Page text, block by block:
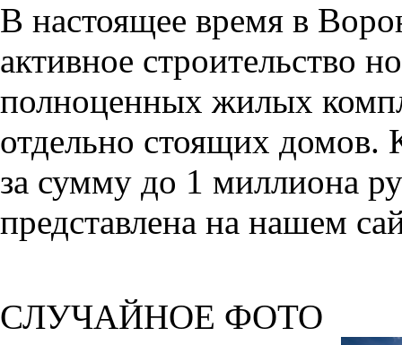
В настоящее время в
активное строительство
полноценных жилых
отдельно стоящих домов.
за сумму до 1 миллиона
представлена на нашем
СЛУЧАЙНОЕ ФОТО